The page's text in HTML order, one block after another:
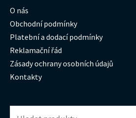
O nás
Obchodní podmínky
Platební a dodací podmínky
Reklamační řád
Zásady ochrany osobních údajů
Kontakty